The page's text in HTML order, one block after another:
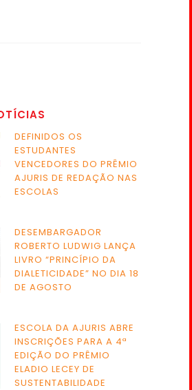
DEFINIDOS OS
ESTUDANTES
VENCEDORES DO PRÊMIO
AJURIS DE REDAÇÃO NAS
ESCOLAS
DESEMBARGADOR
ROBERTO LUDWIG LANÇA
LIVRO “PRINCÍPIO DA
DIALETICIDADE” NO DIA 18
DE AGOSTO
ESCOLA DA AJURIS ABRE
INSCRIÇÕES PARA A 4ª
EDIÇÃO DO PRÊMIO
ELADIO LECEY DE
SUSTENTABILIDADE